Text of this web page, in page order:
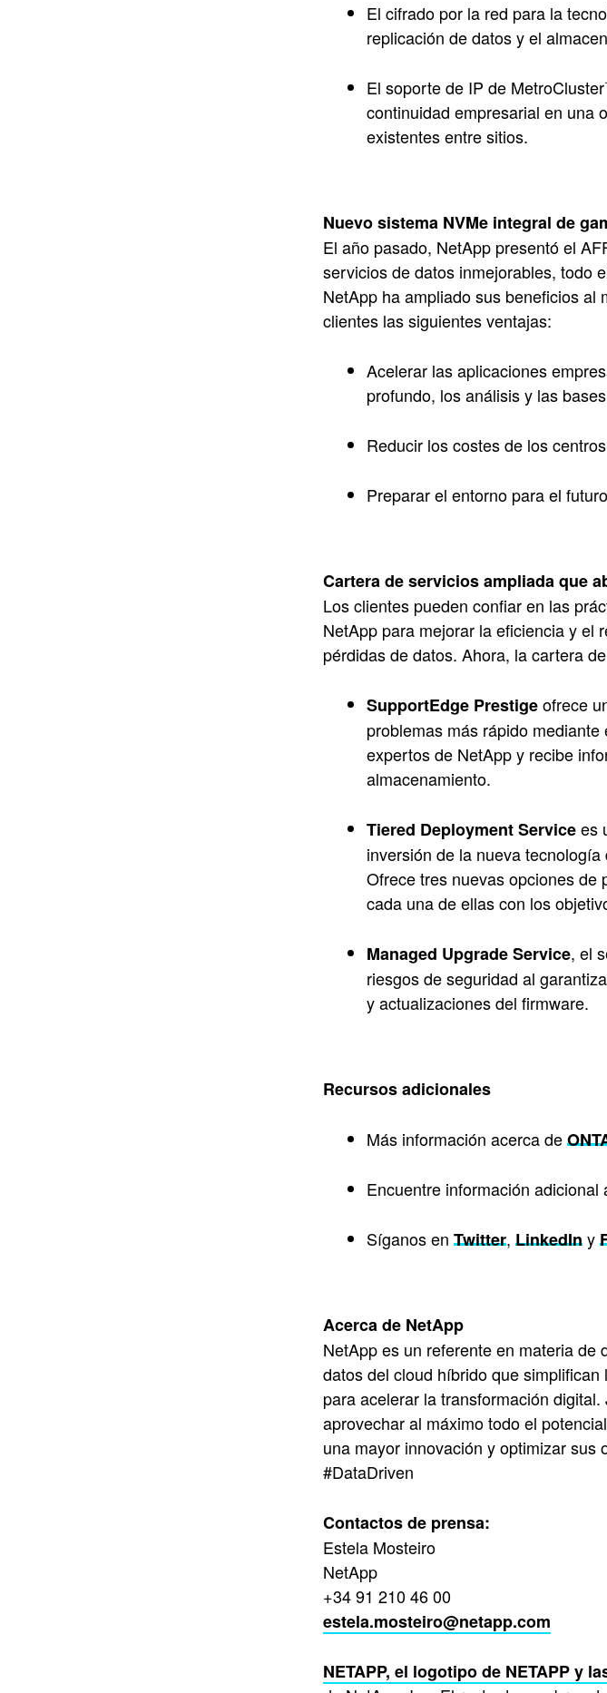
El cifrado por la red para la
replicación de datos y el
El soporte de IP de
continuidad empresarial en una
existentes entre sitios.
Nuevo sistema NVMe integral de
El año pasado, NetApp presentó el
servicios de datos inmejorables, todo
NetApp ha ampliado sus beneficios
clientes las siguientes ventajas:
Acelerar las aplicaciones
profundo, los análisis y las
Reducir los costes de los
Preparar el entorno para el
Cartera de servicios ampliada que
Los clientes pueden confiar en las
NetApp para mejorar la eficiencia y el
pérdidas de datos. Ahora, la cartera
SupportEdge Prestigeofrece
problemas más rápido
expertos de NetApp y recibe
almacenamiento.
Tiered Deployment Servicees
inversión de la nueva
Ofrece tres nuevas opciones de
cada una de ellas con los
Managed Upgrade Service, el
riesgos de seguridad al
y actualizaciones del firmware.
Recursos adicionales
Más información acerca de
Encuentre información
Síganos en Twitter, LinkedIny
Acerca de NetApp
NetApp es un referente en materia
datos del cloud híbrido que
para acelerar la transformación
aprovechar al máximo todo el
una mayor innovación y optimizar sus
#DataDriven
Contactos de prensa:
Estela Mosteiro
NetApp
+34 91 210 46 00
estela.mosteiro@netapp.com
NETAPP, el logotipo de NETAPP y